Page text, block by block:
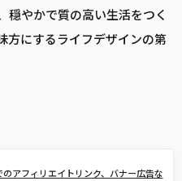
穏やかで質の高い生活をつく
方にするライフデザインの第
アフィリエイトリンク、バナー広告な